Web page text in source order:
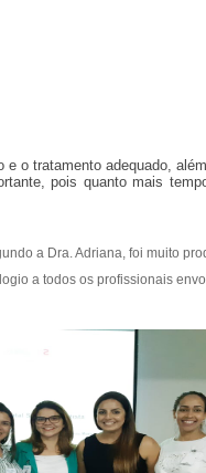
o tratamento adequado,
pois quanto mais
a Dra. Adriana, foi muito
a todos os profissionais